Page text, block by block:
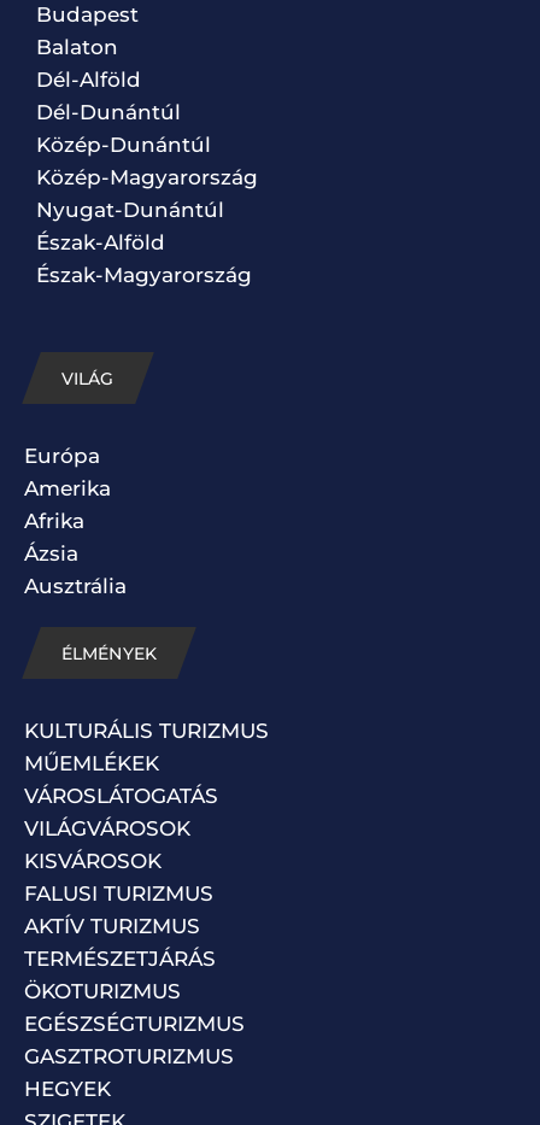
Budapest
Balaton
Dél-Alföld
Dél-Dunántúl
Közép-Dunántúl
Közép-Magyarország
Nyugat-Dunántúl
Észak-Alföld
Észak-Magyarország
VILÁG
Európa
Amerika
Afrika
Ázsia
Ausztrália
ÉLMÉNYEK
KULTURÁLIS TURIZMUS
MŰEMLÉKEK
VÁROSLÁTOGATÁS
VILÁGVÁROSOK
KISVÁROSOK
FALUSI TURIZMUS
AKTÍV TURIZMUS
TERMÉSZETJÁRÁS
ÖKOTURIZMUS
EGÉSZSÉGTURIZMUS
GASZTROTURIZMUS
HEGYEK